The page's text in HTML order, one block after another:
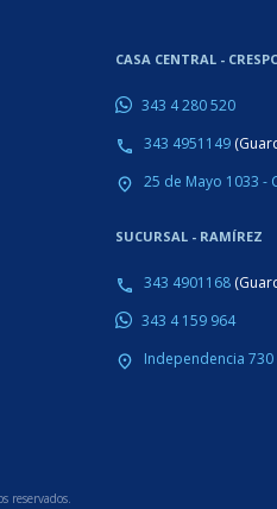
CASA CENTRAL -
343 4 280 520
phone 343 4951149
place 25 de Mayo 1033 -
SUCURSAL - RAMÍREZ
phone 343 4901168
343 4 159 964
place Independencia 730
reservados.